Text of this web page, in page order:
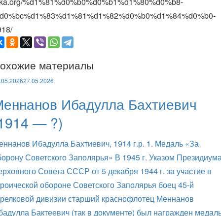
материалы
27.05.2026
Ибадулла Бахтиевич
— ?)
Ибадулла Бахтиевич, 1914 г.р. 1. Медаль «За
Советского Заполярья» В 1945 г. Указом
Совета СССР от 5 декабря 1944 г. за участие в
обороне Советского Заполярья боец 45-й
дивизии старший краснофлотец Меннанов
Бактеевич (так в документе) был награжден